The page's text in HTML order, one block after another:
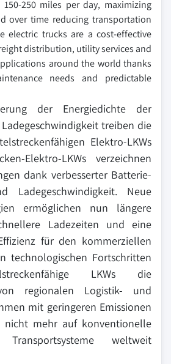
250 miles per day, maximizing
over time reducing transportation
electric trucks are a cost-effective
distribution, utility services and
around the world thanks
needs and predictable
der Energiedichte der
treiben die
Elektro-LKWs
Elektro-LKWs verzeichnen
dank verbesserter Batterie-
Ladegeschwindigkeit. Neue
ermöglichen nun längere
Ladezeiten und eine
für den kommerziellen
technologischen Fortschritten
LKWs die
regionalen Logistik- und
mit geringeren Emissionen
mehr auf konventionelle
Transportsysteme weltweit